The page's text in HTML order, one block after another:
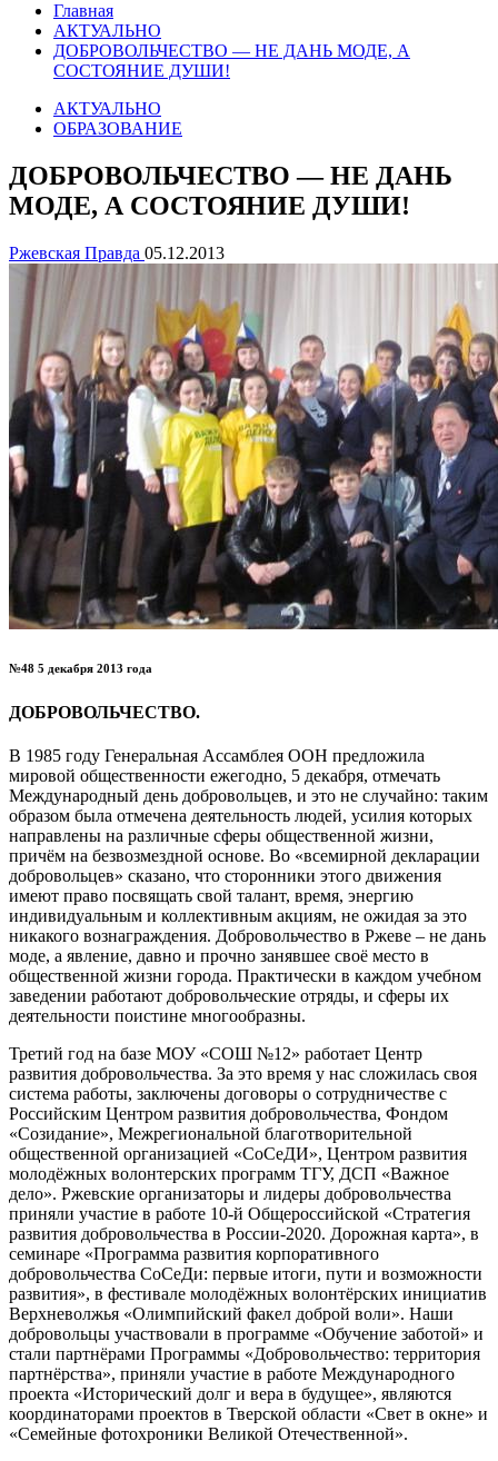
Главная
АКТУАЛЬНО
ДОБРОВОЛЬЧЕСТВО — НЕ ДАНЬ МОДЕ, А
СОСТОЯНИЕ ДУШИ!
АКТУАЛЬНО
ОБРАЗОВАНИЕ
ДОБРОВОЛЬЧЕСТВО — НЕ ДАНЬ
МОДЕ, А СОСТОЯНИЕ ДУШИ!
Ржевская Правда 05.12.2013
№48 5 декабря 2013 года
ДОБРОВОЛЬЧЕСТВО.
В 1985 году Генеральная Ассамблея ООН предложила
мировой общественности ежегодно, 5 декабря, отмечать
Международный день добровольцев, и это не случайно: таким
образом была отмечена деятельность людей, усилия которых
направлены на различные сферы общественной жизни,
причём на безвозмездной основе. Во «всемирной декларации
добровольцев» сказано, что сторонники этого движения
имеют право посвящать свой талант, время, энергию
индивидуальным и коллективным акциям, не ожидая за это
никакого вознаграждения. Добровольчество в Ржеве – не дань
моде, а явление, давно и прочно занявшее своё место в
общественной жизни города. Практически в каждом учебном
заведении работают добровольческие отряды, и сферы их
деятельности поистине многообразны.
Третий год на базе МОУ «СОШ №12» работает Центр
развития добровольчества. За это время у нас сложилась своя
система работы, заключены договоры о сотрудничестве с
Российским Центром развития добровольчества, Фондом
«Созидание», Межрегиональной благотворительной
общественной организацией «СоСеДИ», Центром развития
молодёжных волонтерских программ ТГУ, ДСП «Важное
дело». Ржевские организаторы и лидеры добровольчества
приняли участие в работе 10-й Общероссийской «Стратегия
развития добровольчества в России-2020. Дорожная карта», в
семинаре «Программа развития корпоративного
добровольчества СоСеДи: первые итоги, пути и возможности
развития», в фестивале молодёжных волонтёрских инициатив
Верхневолжья «Олимпийский факел доброй воли». Наши
добровольцы участвовали в программе «Обучение заботой» и
стали партнёрами Программы «Добровольчество: территория
партнёрства», приняли участие в работе Международного
проекта «Исторический долг и вера в будущее», являются
координаторами проектов в Тверской области «Свет в окне» и
«Семейные фотохроники Великой Отечественной».